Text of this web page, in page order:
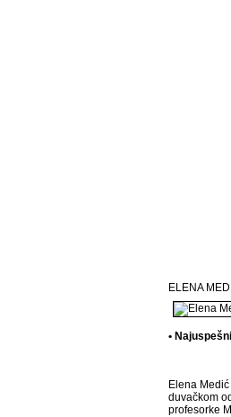
ELENA
•
Elena
duvačkom
profesorke